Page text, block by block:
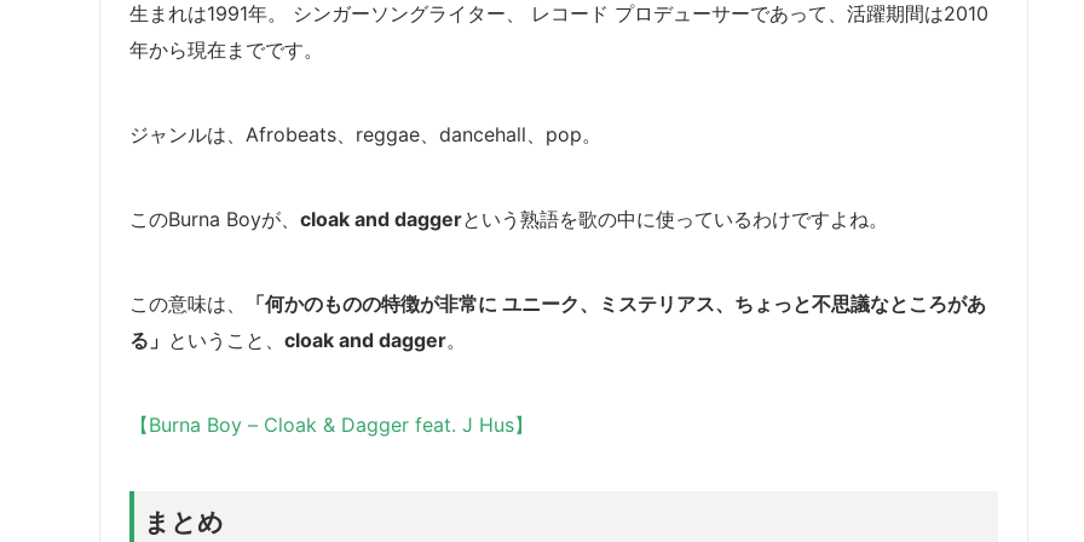
生まれは1991年。 シンガーソングライター、 レコード プロデューサーであって、活躍期間は2010
年から現在までです。
ジャンルは、Afrobeats、reggae、dancehall、pop。
このBurna Boyが、 cloak and daggerという熟語を歌の中に使っているわけですよね。
この意味は、
「何かのものの特徴が非常に ユニーク、ミステリアス、ちょっと不思議なところがあ
る」 ということ、 cloak and dagger。
【Burna Boy – Cloak & Dagger feat. J Hus】
まとめ